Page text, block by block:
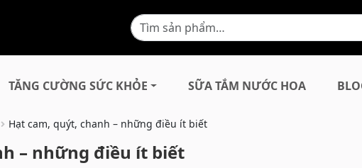
TĂNG CƯỜNG SỨC KHỎE SỮA TẮM NƯỚC HOA
Hạt cam, quýt, chanh – những điều ít biết
– những điều ít biết